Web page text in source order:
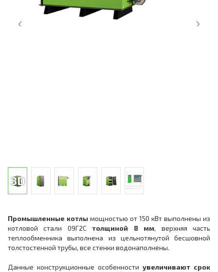
Промышленные котлы мощностью от 150 кВт выполнены из
котловой стали 09Г2Столщиной 8 мм, верхняя часть
теплообменника выполнена из цельнотянутой бесшовной
толстостенной трубы, все стенки водонаполнены.
Данные конструкционные особенности увеличивают срок